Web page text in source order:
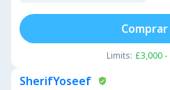
Limits: £3,000 -
Comprar
SherifYoseef